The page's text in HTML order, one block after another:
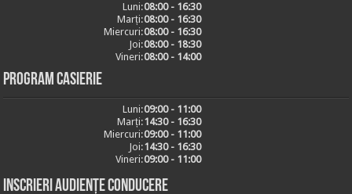
Luni:08:00 - 16:30
Marți:08:00 - 16:30
Miercuri:08:00 - 16:30
Joi:08:00 - 18:30
Vineri:08:00 - 14:00
Program casierie
Luni:09:00 - 11:00
Marți:14:30 - 16:30
Miercuri:09:00 - 11:00
Joi:14:30 - 16:30
Vineri:09:00 - 11:00
Inscrieri audiențe conducere